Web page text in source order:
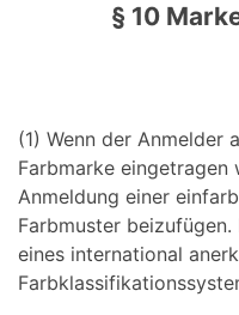
§ 10
(1) Wenn der Anmelder
Farbmarke
Anmeldung einer
Farbmuster
eines international